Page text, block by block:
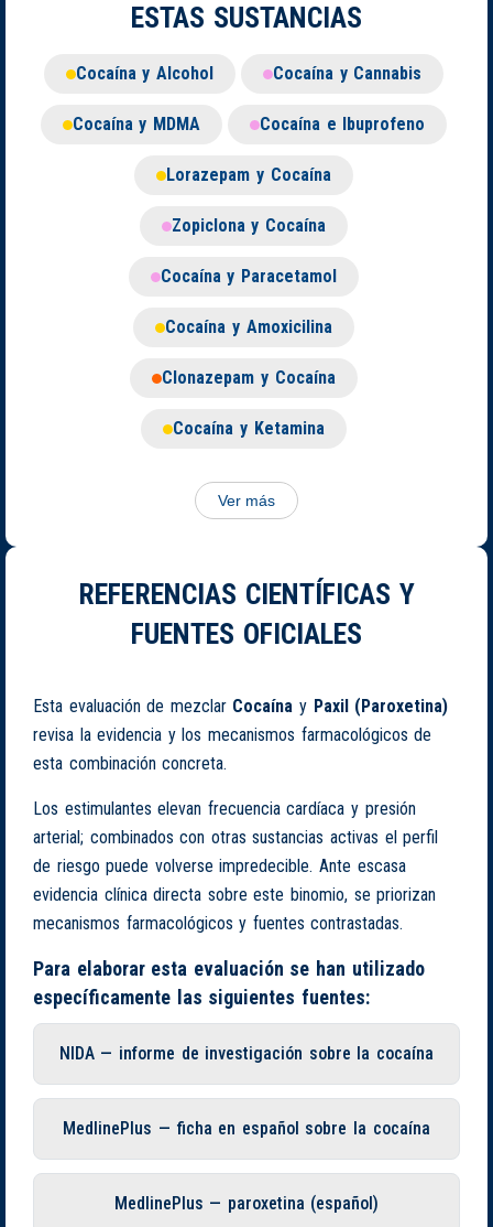
ESTAS SUSTANCIAS
Cocaína y Alcohol Cocaína y Cannabis
Cocaína y MDMA Cocaína e Ibuprofeno
Lorazepam y Cocaína
Zopiclona y Cocaína
Cocaína y Paracetamol
Cocaína y Amoxicilina
Clonazepam y Cocaína
Cocaína y Ketamina
Ver más
REFERENCIAS CIENTÍFICAS Y
FUENTES OFICIALES
Esta evaluación de mezclar Cocaína y Paxil (Paroxetina)
revisa la evidencia y los mecanismos farmacológicos de
esta combinación concreta.
Los estimulantes elevan frecuencia cardíaca y presión
arterial; combinados con otras sustancias activas el perfil
de riesgo puede volverse impredecible. Ante escasa
evidencia clínica directa sobre este binomio, se priorizan
mecanismos farmacológicos y fuentes contrastadas.
Para elaborar esta evaluación se han utilizado
específicamente las siguientes fuentes:
NIDA — informe de investigación sobre la cocaína
MedlinePlus — ficha en español sobre la cocaína
MedlinePlus — paroxetina (español)